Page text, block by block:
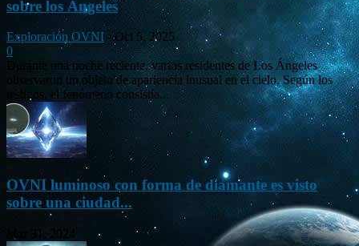
sobre los Ángeles
Exploración OVNI - Oct 5, 2025
0
Durante una noche reciente, varios residentes de Los Ángeles
observaron un objeto de apariencia inusual en el cielo. Según los
testigos, el fenómeno consistía...
OVNI luminoso con forma de diamante es visto
sobre una ciudad...